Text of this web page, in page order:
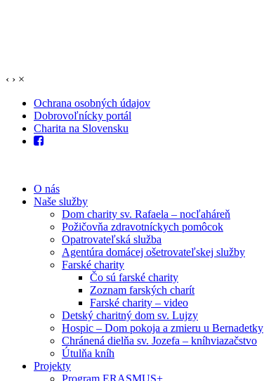
‹ › ×
Ochrana osobných údajov
Dobrovoľnícky portál
Charita na Slovensku
O nás
Naše služby
Dom charity sv. Rafaela – nocľaháreň
Požičovňa zdravotníckych pomôcok
Opatrovateľská služba
Agentúra domácej ošetrovateľskej služby
Farské charity
Čo sú farské charity
Zoznam farských charít
Farské charity – video
Detský charitný dom sv. Lujzy
Hospic – Dom pokoja a zmieru u Bernadetky
Chránená dielňa sv. Jozefa – kníhviazačstvo
Útulňa kníh
Projekty
Program ERASMUS+